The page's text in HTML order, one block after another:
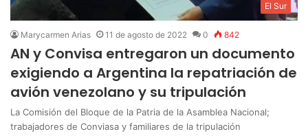
El Sur
Marycarmen Arias 11 de agosto de 2022 0 842
AN y Convisa entregaron un documento
exigiendo a Argentina la repatriación de
avión venezolano y su tripulación
La Comisión del Bloque de la Patria de la Asamblea Nacional;
trabajadores de Conviasa y familiares de la tripulación